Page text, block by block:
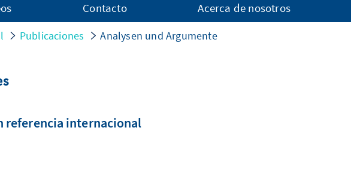
Contacto Acerca de nosotros
Publicaciones Analysen und Argumente
referencia internacional